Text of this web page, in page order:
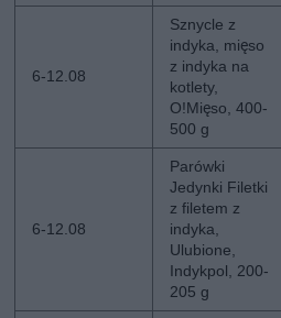
6-12.08
Sznycle z
indyka, mięso
z indyka na
kotlety,
O!Mięso, 400-
500 g
6-12.08
Parówki
Jedynki Filetki
z filetem z
indyka,
Ulubione,
Indykpol, 200-
205 g